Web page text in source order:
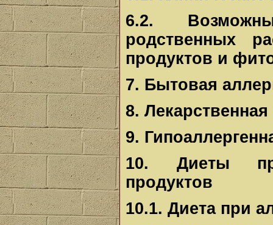
6.2.
родственных
продуктов и
7. Бытовая
8.
9.
10. Диеты
продуктов
10.1. Диета при